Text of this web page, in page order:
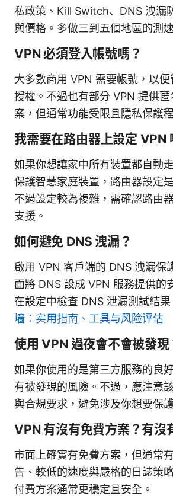
私政策、Kill Switch、DNS 洩漏
與價格。多做三到五個地區的測
VPN 必須登入帳號嗎？
大多數商用 VPN 需要帳號，以
授權。不過也有部分 VPN 提供
案，但通常功能受限且隱私保護
我需要在路由器上設定 VPN
如果你想讓家中所有裝置都自動
保護智慧家庭裝置，路由器設定
不過設定較為複雜，需確認路由
支援。
如何避免 DNS 洩漏？
啟用 VPN 客戶端的 DNS 洩漏保
面將 DNS 設成 VPN 服務提供的
在設定中檢查 DNS 泄漏測試結果
墙：实用指南、工具与风险评估
使用 VPN 過夜會不會被發現
如果你使用的是第三方服務的良
有被發現的風險。不過，應注意
與合規要求，避免涉及你想要保
VPN 有沒有免費方案？有沒
市面上確實有免費方案，但通常
告、較低的速度與嚴格的日誌策
付費方案通常更穩定且安全。